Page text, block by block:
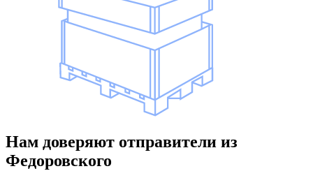
Нам доверяют отправители из
Федоровского